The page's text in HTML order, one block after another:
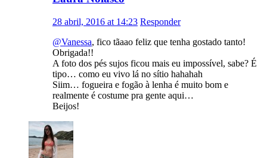
28 abril, 2016 at 14:23 Responder
@Vanessa, fico tãaao feliz que tenha gostado tanto!
Obrigada!!
A foto dos pés sujos ficou mais eu impossível, sabe? É
tipo… como eu vivo lá no sítio hahahah
Siim… fogueira e fogão à lenha é muito bom e
realmente é costume pra gente aqui…
Beijos!